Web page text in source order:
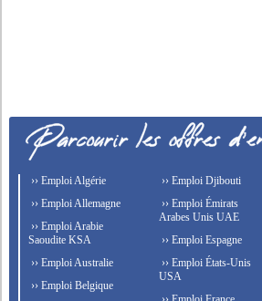
›› Emploi Algérie
›› Emploi Allemagne
›› Emploi Arabie
Saoudite KSA
›› Emploi Australie
›› Emploi Belgique
›› Emploi Djibouti
›› Emploi Émirats
Arabes Unis UAE
›› Emploi Espagne
›› Emploi États-Unis
USA